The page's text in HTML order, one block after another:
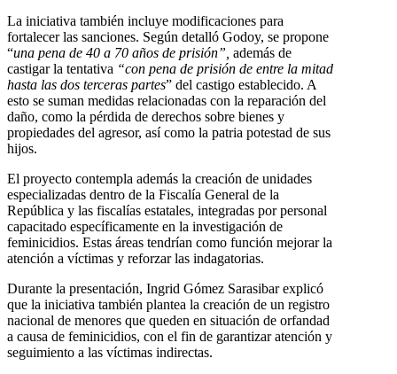
La iniciativa también incluye modificaciones para
fortalecer las sanciones. Según detalló Godoy, se propone
“una pena de 40 a 70 años de prisión”, además de
castigar la tentativa “con pena de prisión de entre la mitad
hasta las dos terceras partes” del castigo establecido. A
esto se suman medidas relacionadas con la reparación del
daño, como la pérdida de derechos sobre bienes y
propiedades del agresor, así como la patria potestad de sus
hijos.
El proyecto contempla además la creación de unidades
especializadas dentro de la Fiscalía General de la
República y las fiscalías estatales, integradas por personal
capacitado específicamente en la investigación de
feminicidios. Estas áreas tendrían como función mejorar la
atención a víctimas y reforzar las indagatorias.
Durante la presentación, Ingrid Gómez Sarasibar explicó
que la iniciativa también plantea la creación de un registro
nacional de menores que queden en situación de orfandad
a causa de feminicidios, con el fin de garantizar atención y
seguimiento a las víctimas indirectas.